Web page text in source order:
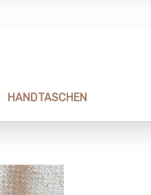
HANDTASCHEN